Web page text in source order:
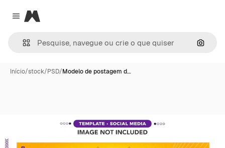
Close menu
Magnific
Início/stock/PSD/Modelo de postagem d…